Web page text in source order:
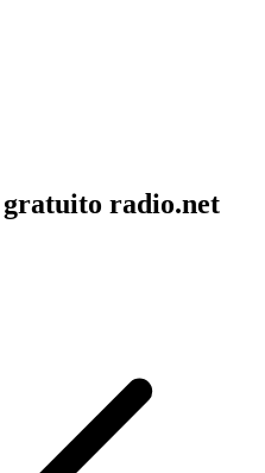
radio.net